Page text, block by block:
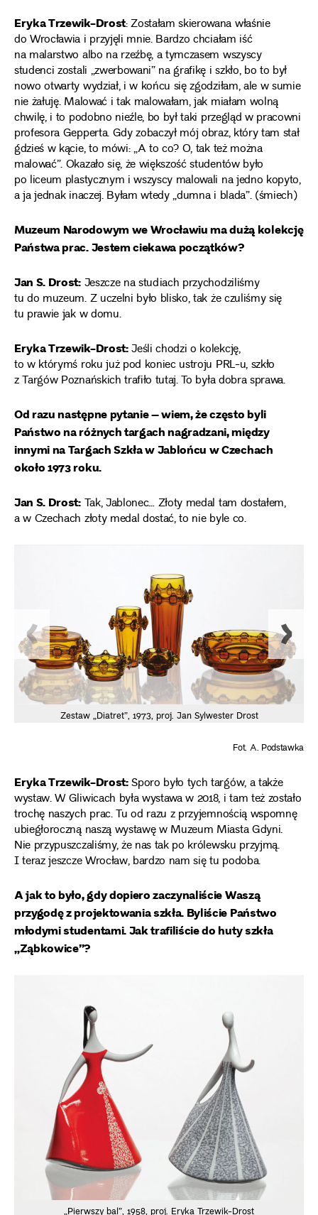
Eryka Trzewik-Drost: Zostałam skierowana właśnie
do Wrocławia i przyjęli mnie. Bardzo chciałam iść
na malarstwo albo na rzeźbę, a tymczasem wszyscy
studenci zostali „zwerbowani” na grafikę i szkło, bo to był
nowo otwarty wydział, i w końcu się zgodziłam, ale w sumie
nie żałuję. Malować i tak malowałam, jak miałam wolną
chwilę, i to podobno nieźle, bo był taki przegląd w pracowni
profesora Gepperta. Gdy zobaczył mój obraz, który tam stał
gdzieś w kącie, to mówi: „A to co? O, tak też można
malować”. Okazało się, że większość studentów było
po liceum plastycznym i wszyscy malowali na jedno kopyto,
a ja jednak inaczej. Byłam wtedy „dumna i blada”. (śmiech)
Muzeum Narodowym we Wrocławiu ma dużą kolekcję
Państwa prac. Jestem ciekawa początków?
Jan S. Drost:Jeszcze na studiach przychodziliśmy
tu do muzeum. Z uczelni było blisko, tak że czuliśmy się
tu prawie jak w domu.
Eryka Trzewik-Drost:Jeśli chodzi o kolekcję,
to w którymś roku już pod koniec ustroju PRL-u, szkło
z Targów Poznańskich trafiło tutaj. To była dobra sprawa.
Od razu następne pytanie – wiem, że często byli
Państwo na różnych targach nagradzani, między
innymi na Targach Szkła w Jablońcu w Czechach
około 1973 roku.
Jan S. Drost:Tak, Jablonec… Złoty medal tam dostałem,
a w Czechach złoty medal dostać, to nie byle co.
Zestaw „Diatret”, 1973, proj. Jan Sylwester Drost
Fot. A. Podstawka
Eryka Trzewik-Drost:Sporo było tych targów, a także
wystaw. W Gliwicach była wystawa w 2018, i tam też zostało
trochę naszych prac. Tu od razu z przyjemnością wspomnę
ubiegłoroczną naszą wystawę w Muzeum Miasta Gdyni.
Nie przypuszczaliśmy, że nas tak po królewsku przyjmą.
I teraz jeszcze Wrocław, bardzo nam się tu podoba.
A jak to było, gdy dopiero zaczynaliście Waszą
przygodę z projektowania szkła. Byliście Państwo
młodymi studentami. Jak trafiliście do huty szkła
„Ząbkowice”?